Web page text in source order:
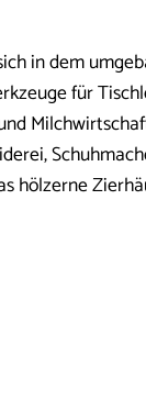
in dem
für
hölzerne